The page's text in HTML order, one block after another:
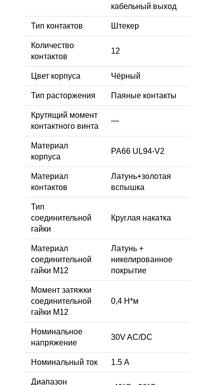
кабельный выход
Тип контактов Штекер
Количество
контактов
12
Цвет корпуса Чёрный
Тип расторжения Паяные контакты
Крутящий момент
контактного винта
—
Материал
корпуса
PA66 UL94-V2
Материал
контактов
Латунь+золотая
вспышка
Тип
соединительной
гайки
Круглая накатка
Материал
соединительной
гайки M12
Латунь +
никелированное
покрытие
Момент затяжки
соединительной
гайки M12
0,4 Н*м
Номинальное
напряжение
30V AC/DC
Номинальный ток 1.5 А
Диапазон